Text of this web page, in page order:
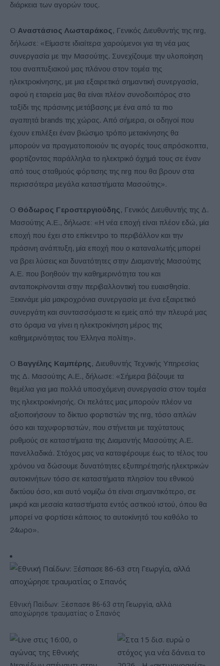
διάρκεια των αγορών τους.
Ο Αναστάσιος Λωσταράκος , Γενικός Διευθυντής της nrg,
δήλωσε: «Είμαστε ιδιαίτερα χαρούμενοι για τη νέα μας
συνεργασία με την Μασούτης. Συνεχίζουμε την υλοποίηση
του αναπτυξιακού μας πλάνου στον τομέα της
ηλεκτροκίνησης, με μια εξαιρετικά σημαντική συνεργασία,
αφού η εταιρεία μας θα είναι πλέον συνοδοιπόρος στο
ταξίδι της πράσινης μετάβασης με ένα από τα πιο
αγαπητά brands της χώρας. Από σήμερα, οι οδηγοί που
έχουν επιλέξει έναν βιώσιμο τρόπο μετακίνησης θα
μπορούν να πραγματοποιούν τις αγορές τους απρόσκοπτα,
φορτίζοντας παράλληλα το ηλεκτρικό όχημά τους σε έναν
από τους σταθμούς φόρτισης της nrg που θα βρουν στα
περισσότερα μεγάλα καταστήματα Μασούτης».
Ο Θόδωρος Γεροστεργιούδης , Γενικός Διευθυντής της Δ.
Μασούτης Α.Ε., δήλωσε: «Η νέα εποχή είναι πλέον εδώ, μία
εποχή που έχει στο επίκεντρο το περιβάλλον και την
πράσινη ανάπτυξη, μία εποχή που ο καταναλωτής μπορεί
να βρει λύσεις και δυνατότητες στην Διαμαντής Μασούτης
Α.Ε. που βοηθούν την καθημερινότητα του και
ανταποκρίνονται στην περιβαλλοντική του ευαισθησία.
Ξεκινάμε μία μακροχρόνια συνεργασία με ένα εξαιρετικό
συνεργάτη και συντασσόμαστε κι εμείς από την πλευρά μας
στο όραμα να γίνει η ηλεκτροκίνηση μέρος της
καθημερινότητας του Έλληνα πολίτη».
Ο Βαγγέλης Καμπέρης , Διευθυντής Τεχνικής Υπηρεσίας
της Δ. Μασούτης Α.Ε., δήλωσε: «Σήμερα βάζουμε τα
θεμέλια για μια πολλά υποσχόμενη συνεργασία στον τομέα
της ηλεκτροκίνησής. Οι πελάτες μας μπορούν πλέον να
αξιοποιήσουν το δίκτυο φορτιστών της nrg, τόσο απλών
όσο και ταχυφορτιστών, που στήνεται με ταχύτατους
ρυθμούς σε καταστήματα της Διαμαντής Μασούτης Α.Ε.
πανελλαδικά. Στόχος μας να καταφέρουμε έως το τέλος του
χρόνου να δώσουμε δυνατότητες εξυπηρέτησής ηλεκτρικών
αυτοκινήτων τόσο σε καταστήματα πλησίον του εθνικού
δικτύου όσο, και αυτό νομίζω ότι είναι σημαντικότερο, σε
μικρά και μεσαία καταστήματα εντός αστικού ιστού, όπου θα
μπορεί να φορτίσει κάποιος το αυτοκίνητό του καθόλο το
24ωρο».
Εθνική Παίδων: Ξέσπασε 86-63 στη Γεωργία, αλλά
αποχώρησε τραυματίας ο Σπανός